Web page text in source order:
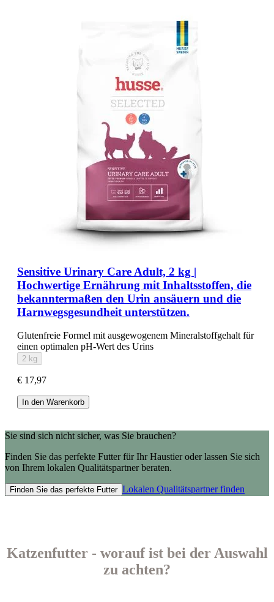
Sensitive Urinary Care Adult, 2 kg |
Hochwertige Ernährung mit Inhaltsstoffen, die
bekanntermaßen den Urin ansäuern und die
Harnwegsgesundheit unterstützen.
Glutenfreie Formel mit ausgewogenem Mineralstoffgehalt für
einen optimalen pH-Wert des Urins
2 kg
€ 17,97
In den Warenkorb
Sie sind sich nicht sicher, was Sie brauchen?
Finden Sie das perfekte Futter für Ihr Haustier oder lassen Sie sich
von Ihrem lokalen Qualitätspartner beraten.
Finden Sie das perfekte Futter Lokalen Qualitätspartner finden
Katzenfutter - worauf ist bei der Auswahl
zu achten?